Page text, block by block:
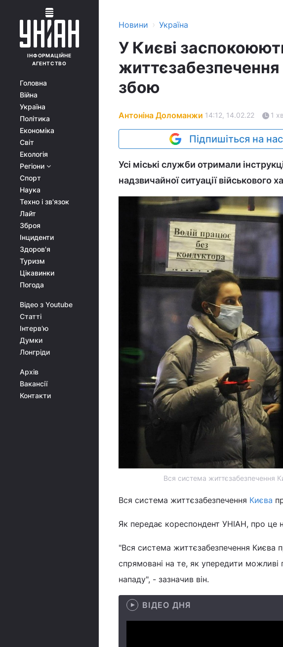
ІНФОРМАЦІЙНЕ
АГЕНТСТВО
Головна
Війна
Україна
Політика
Економіка
Світ
Екологія
Регіони
Спорт
Наука
Техно і зв'язок
Лайт
Зброя
Інциденти
Здоров'я
Туризм
Цікавинки
Погода
Відео з Youtube
Статті
Інтерв'ю
Думки
Лонгріди
Архів
Вакансії
Контакти
Новини › Україна
У Києві
збою
Антоніна Доломанжи 14:12, 14.02.22 1
Підпишіться на
Усі міські служби отримали
надзвичайної ситуації військового
Вся система життєзабезпечення
Вся система життєзабезпечення Києва
Як передає кореспондент УНІАН, про це
"Вся система життєзабезпечення Києва
спрямовані на те, як упередити можливі
нападу", - зазначив він.
ВІДЕО ДНЯ